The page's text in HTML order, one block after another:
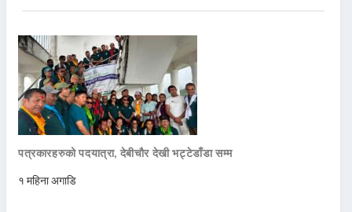
पत्रकारहरुको पदयात्रा, देबीचौर देखी भट्टेडाँडा सम्म
१ महिना अगाडि